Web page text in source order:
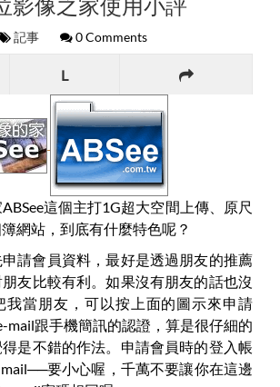
記事 0 Comments
L
這個主打1G超大空間上傳、原尺
網站，到底有什麼特色呢？
請會員資料，最好是透過朋友的推薦
友比較有利。如果沒有朋友的話也沒
我當朋友，可以按上面的圖示來申請
mail跟手機簡訊的認證，算是很仔細的
是不錯的作法。申請會員時的登入帳
要小心喔，千萬不要讓你在這邊